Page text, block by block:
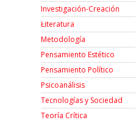
Investigación-Creación
Łiteratura
Metodología
Pensamiento Estético
Pensamiento Político
Psicoanálisis
Tecnologías y Sociedad
Teoría Crítica